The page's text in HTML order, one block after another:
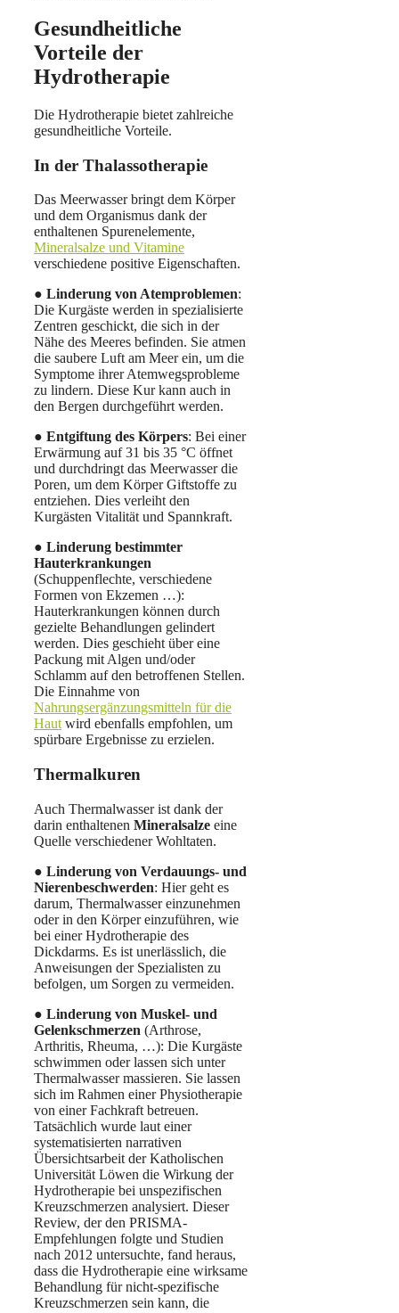
Gesundheitliche
Vorteile der
Hydrotherapie
Die Hydrotherapie bietet zahlreiche
gesundheitliche Vorteile.
In der Thalassotherapie
Das Meerwasser bringt dem Körper
und dem Organismus dank der
enthaltenen Spurenelemente,
Mineralsalze und Vitamine
verschiedene positive Eigenschaften.
● Linderung von Atemproblemen:
Die Kurgäste werden in spezialisierte
Zentren geschickt, die sich in der
Nähe des Meeres befinden. Sie atmen
die saubere Luft am Meer ein, um die
Symptome ihrer Atemwegsprobleme
zu lindern. Diese Kur kann auch in
den Bergen durchgeführt werden.
● Entgiftung des Körpers: Bei einer
Erwärmung auf 31 bis 35 °C öffnet
und durchdringt das Meerwasser die
Poren, um dem Körper Giftstoffe zu
entziehen. Dies verleiht den
Kurgästen Vitalität und Spannkraft.
● Linderung bestimmter
Hauterkrankungen
(Schuppenflechte, verschiedene
Formen von Ekzemen …):
Hauterkrankungen können durch
gezielte Behandlungen gelindert
werden. Dies geschieht über eine
Packung mit Algen und/oder
Schlamm auf den betroffenen Stellen.
Die Einnahme von
Nahrungsergänzungsmitteln für die
Hautwird ebenfalls empfohlen, um
spürbare Ergebnisse zu erzielen.
Thermalkuren
Auch Thermalwasser ist dank der
darin enthaltenen Mineralsalze eine
Quelle verschiedener Wohltaten.
● Linderung von Verdauungs- und
Nierenbeschwerden: Hier geht es
darum, Thermalwasser einzunehmen
oder in den Körper einzuführen, wie
bei einer Hydrotherapie des
Dickdarms. Es ist unerlässlich, die
Anweisungen der Spezialisten zu
befolgen, um Sorgen zu vermeiden.
● Linderung von Muskel- und
Gelenkschmerzen (Arthrose,
Arthritis, Rheuma, …): Die Kurgäste
schwimmen oder lassen sich unter
Thermalwasser massieren. Sie lassen
sich im Rahmen einer Physiotherapie
von einer Fachkraft betreuen.
Tatsächlich wurde laut einer
systematisierten narrativen
Übersichtsarbeit der Katholischen
Universität Löwen die Wirkung der
Hydrotherapie bei unspezifischen
Kreuzschmerzen analysiert. Dieser
Review, der den PRISMA-
Empfehlungen folgte und Studien
nach 2012 untersuchte, fand heraus,
dass die Hydrotherapie eine wirksame
Behandlung für nicht-spezifische
Kreuzschmerzen sein kann, die